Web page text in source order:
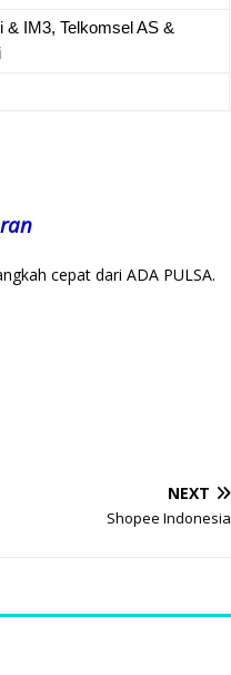
& IM3, Telkomsel AS &
cepat dari ADA PULSA.
NEXT
Shopee Indonesia